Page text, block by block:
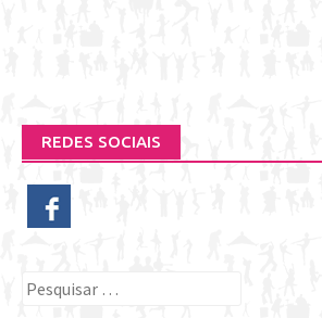
REDES SOCIAIS
Pesquisar